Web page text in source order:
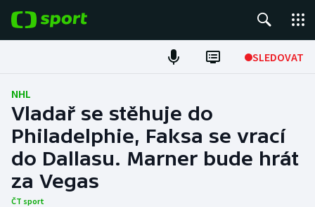
SLEDOVAT
Fotbal
Hokej
Tenis
Atletika
NHL
Vladař se stěhuje do
Philadelphie, Faksa se vrací
do Dallasu. Marner bude hrát
za Vegas
ČT sport